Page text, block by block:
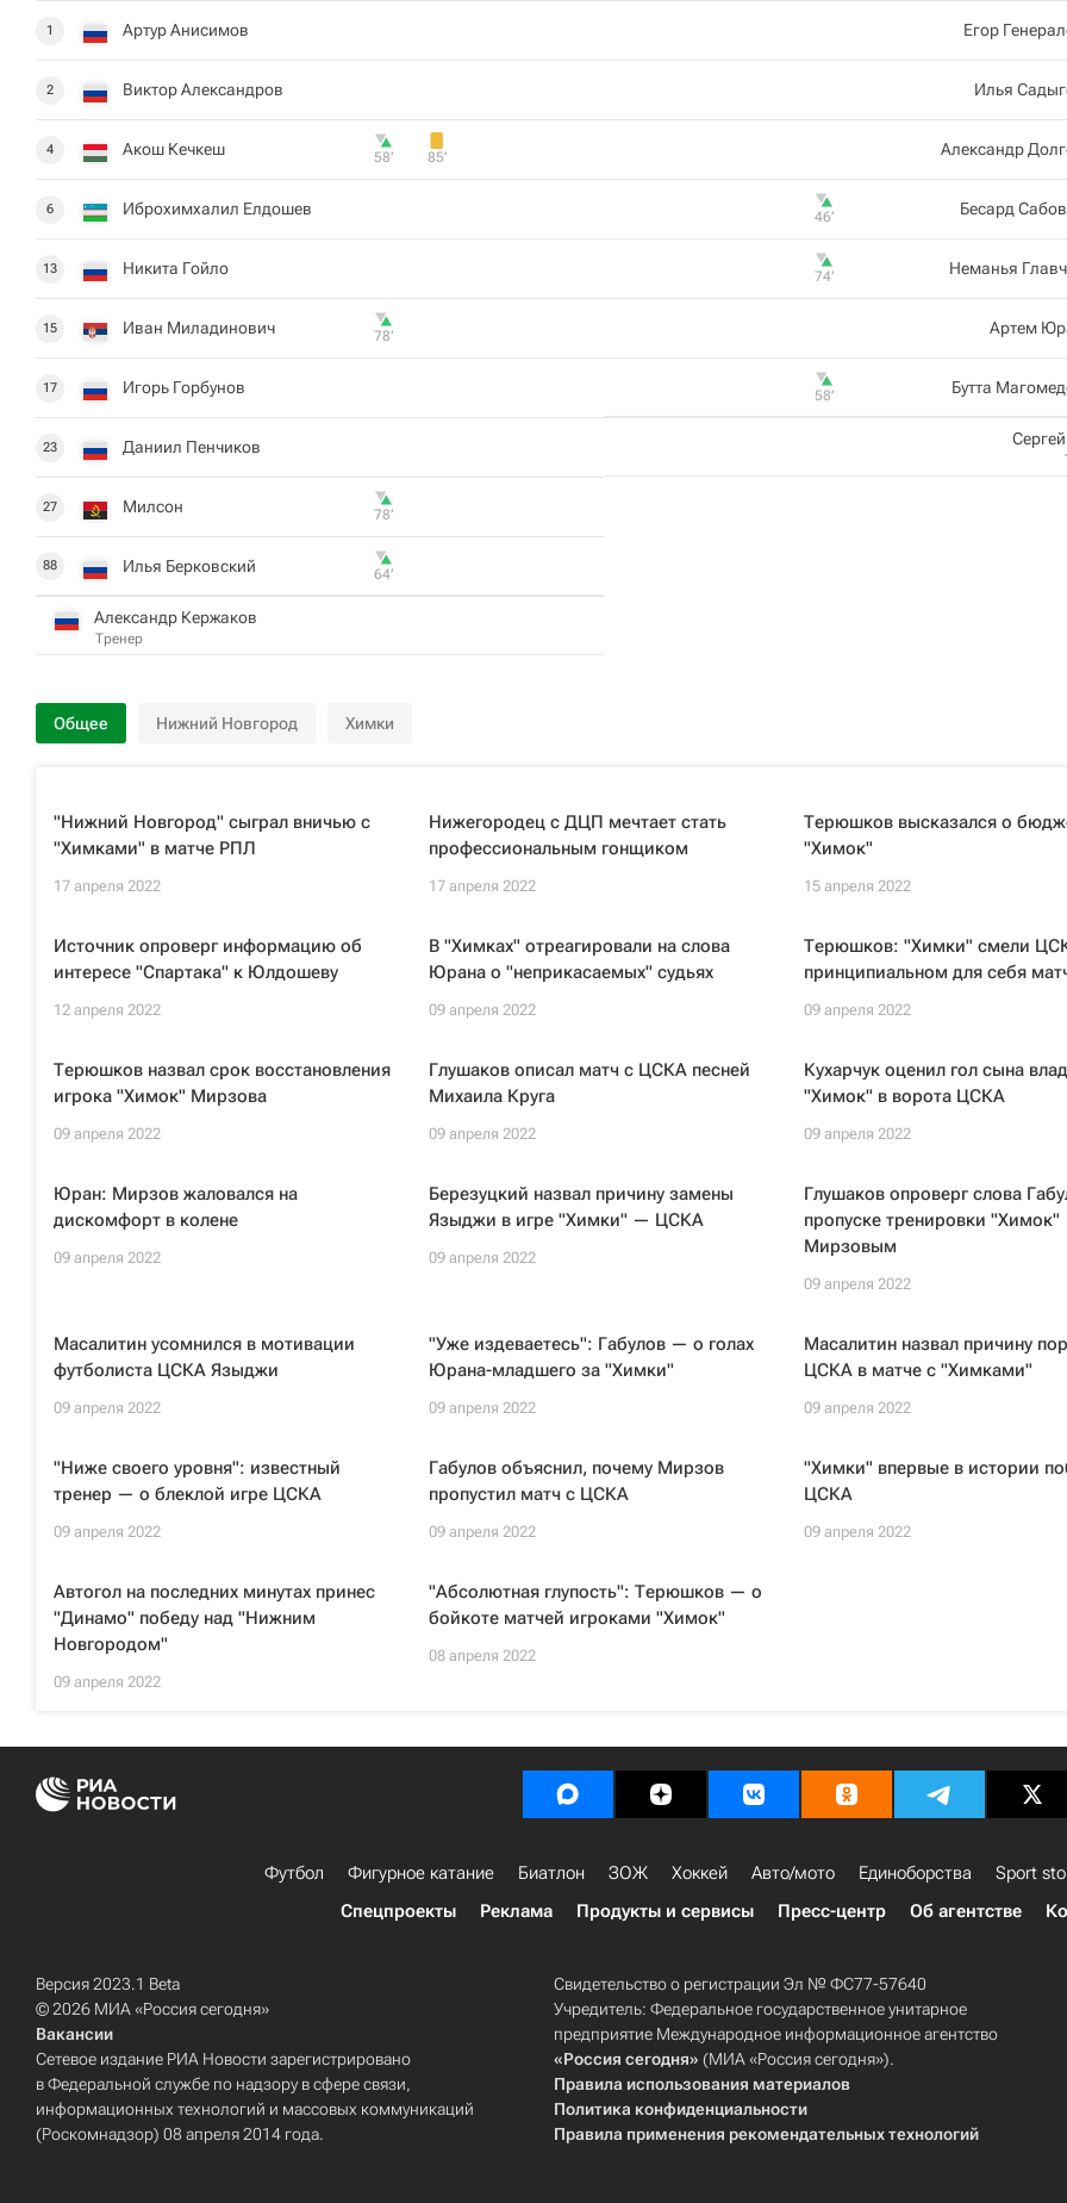
1 Артур Анисимов
2 Виктор Александров
4 Акош Кечкеш 58‎’‎ 85‎’‎
6 Иброхимхалил Елдошев
13 Никита Гойло
15 Иван Миладинович 78‎’‎
17 Игорь Горбунов
23 Даниил Пенчиков
27 Милсон 78‎’‎
88 Илья Берковский 64‎’‎
Александр Кержаков
Тренер
Егор
Илья
Александр
Бесард
46‎’‎
Неманья
74‎’‎
Артем
Бутта
58‎’‎
Общее Нижний Новгород Химки
"Нижний Новгород" сыграл вничью с
"Химками" в матче РПЛ
17 апреля 2022
Нижегородец с ДЦП мечтает стать
профессиональным гонщиком
17 апреля 2022
Терюшков высказался о
"Химок"
15 апреля 2022
Источник опроверг информацию об
интересе "Спартака" к Юлдошеву
12 апреля 2022
В "Химках" отреагировали на слова
Юрана о "неприкасаемых" судьях
09 апреля 2022
Терюшков: "Химки" смели
принципиальном для себя
09 апреля 2022
Терюшков назвал срок восстановления
игрока "Химок" Мирзова
09 апреля 2022
Глушаков описал матч с ЦСКА песней
Михаила Круга
09 апреля 2022
Кухарчук оценил гол сына
"Химок" в ворота ЦСКА
09 апреля 2022
Юран: Мирзов жаловался на
дискомфорт в колене
09 апреля 2022
Березуцкий назвал причину замены
Языджи в игре "Химки" — ЦСКА
09 апреля 2022
Глушаков опроверг слова
пропуске тренировки "Химок"
Мирзовым
09 апреля 2022
Масалитин усомнился в мотивации
футболиста ЦСКА Языджи
09 апреля 2022
"Уже издеваетесь": Габулов — о голах
Юрана-младшего за "Химки"
09 апреля 2022
Масалитин назвал причину
ЦСКА в матче с "Химками"
09 апреля 2022
"Ниже своего уровня": известный
тренер — о блеклой игре ЦСКА
09 апреля 2022
Габулов объяснил, почему Мирзов
пропустил матч с ЦСКА
09 апреля 2022
"Химки" впервые в истории
ЦСКА
09 апреля 2022
Автогол на последних минутах принес
"Динамо" победу над "Нижним
Новгородом"
09 апреля 2022
"Абсолютная глупость": Терюшков — о
бойкоте матчей игроками "Химок"
08 апреля 2022
Футбол Фигурное катание Биатлон ЗОЖ Хоккей Авто/мото Единоборства Sport
Спецпроекты
Реклама Продукты и сервисы Пресс-центр Об агентстве
Версия 2023.1 Beta
© 2026 МИА «Россия сегодня»
Вакансии
Сетевое издание РИА Новости зарегистрировано
в Федеральной службе по надзору в сфере связи,
информационных технологий и массовых коммуникаций
(Роскомнадзор) 08 апреля 2014 года.
Свидетельство о регистрации Эл № ФС77-57640
Учредитель: Федеральное государственное унитарное
предприятие Международное информационное агентство
«Россия сегодня» (МИА «Россия сегодня»).
Правила использования материалов
Политика конфиденциальности
Правила применения рекомендательных технологий